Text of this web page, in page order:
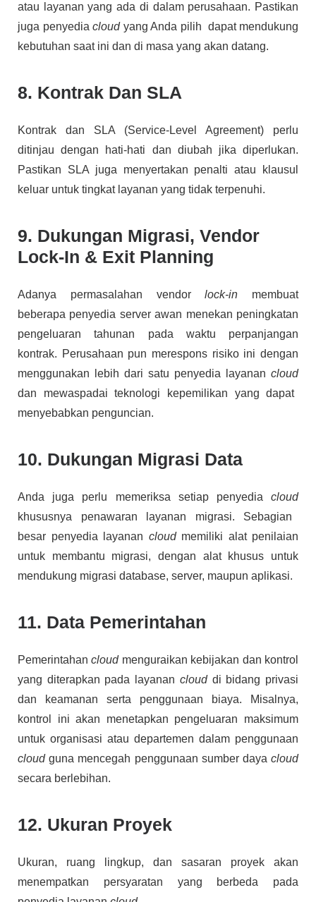
atau layanan yang ada di dalam perusahaan. Pastikan
juga penyedia cloudyang Anda pilih dapat mendukung
kebutuhan saat ini dan di masa yang akan datang.
8. Kontrak Dan SLA
Kontrak dan SLA (Service-Level Agreement) perlu
ditinjau dengan hati-hati dan diubah jika diperlukan.
Pastikan SLA juga menyertakan penalti atau klausul
keluar untuk tingkat layanan yang tidak terpenuhi.
9. Dukungan Migrasi, Vendor
Lock-In & Exit Planning
Adanya permasalahan vendorlock-in membuat
beberapa penyedia server awan menekan peningkatan
pengeluaran tahunan pada waktu perpanjangan
kontrak. Perusahaan pun merespons risiko ini dengan
menggunakan lebih dari satu penyedia layanan cloud
dan mewaspadai teknologi kepemilikan yang dapat
menyebabkan penguncian.
10. Dukungan Migrasi Data
Anda juga perlu memeriksa setiap penyedia cloud
khususnya penawaran layanan migrasi. Sebagian
besar penyedia layanan cloudmemiliki alat penilaian
untuk membantu migrasi, dengan alat khusus untuk
mendukung migrasi database, server, maupun aplikasi.
11. Data Pemerintahan
Pemerintahancloudmenguraikan kebijakan dan kontrol
yang diterapkan pada layanan clouddi bidang privasi
dan keamanan serta penggunaan biaya. Misalnya,
kontrol ini akan menetapkan pengeluaran maksimum
untuk organisasi atau departemen dalam penggunaan
cloudguna mencegah penggunaan sumber daya cloud
secara berlebihan.
12. Ukuran Proyek
Ukuran, ruang lingkup, dan sasaran proyek akan
menempatkan persyaratan yang berbeda pada